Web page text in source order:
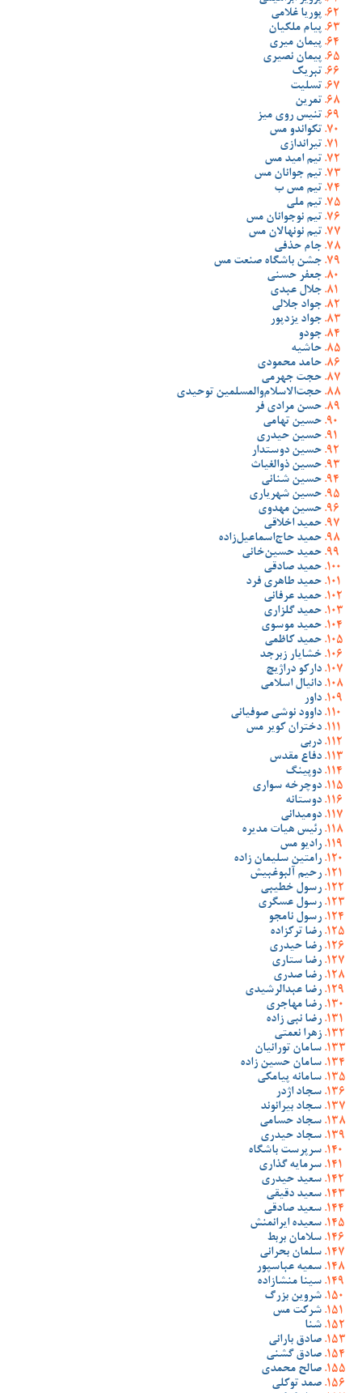
پوریا غلامی
پیام ملکیان
پیمان میری
پیمان نصیری
تبریک
تسلیت
تمرین
تنیس روی میز
تکواندو مس
تیراندازی
تیم امید مس
تیم جوانان مس
تیم مس ب
تیم ملی
تیم نوجوانان مس
تیم نونهالان مس
جام حذفی
جشن باشگاه صنعت مس
جعفر حسنی
جلال عبدی
جواد جلالی
جواد یزدپور
جودو
حاشیه
حامد محمودی
حجت جهرمی
حجت‌الاسلام‌والمسلمین توحیدی
حسن مرادی فر
حسین تهامی
حسین حیدری
حسین دوستدار
حسین ذوالغیاث
حسین شنانی
حسین شهریاری
حسین مهدوی
حمید اخلاقی
حمید حاج‌اسماعیل‌زاده
حمید حسین‌خانی
حمید صادقی
حمید طاهری فرد
حمید عرفانی
حمید گلزاری
حمید موسوی
حمید کاظمی
خشایار زبرجد
دارکو دراژیچ
دانیال اسلامی
داور
داوود نوشی صوفیانی
دختران کویر مس
دربی
دفاع مقدس
دوپینگ
دوچرخه سواری
دوستانه
دومیدانی
رئیس هیات مدیره
رادیو مس
رامتین سلیمان زاده
رحیم آلبوغبیش
رسول خطیبی
رسول عسگری
رسول نامجو
رضا ترکزاده
رضا حیدری
رضا ستاری
رضا صدری
رضا عبدالرشیدی
رضا مهاجری
رضا نبی زاده
زهرا نعمتی
سامان تورانیان
سامان حسین زاده
سامانه پیامکی
سجاد اژدر
سجاد بیرانوند
سجاد حسامی
سجاد حیدری
سرپرست باشگاه
سرمایه گذاری
سعید حیدری
سعید دقیقی
سعید صادقی
سعیده ایرانمنش
سلامان بربط
سلمان بحرانی
سمیه عباسپور
سینا منشازاده
شروین بزرگ
شرکت مس
شنا
صادق بارانی
صادق گشنی
صالح محمدی
صمد توکلی